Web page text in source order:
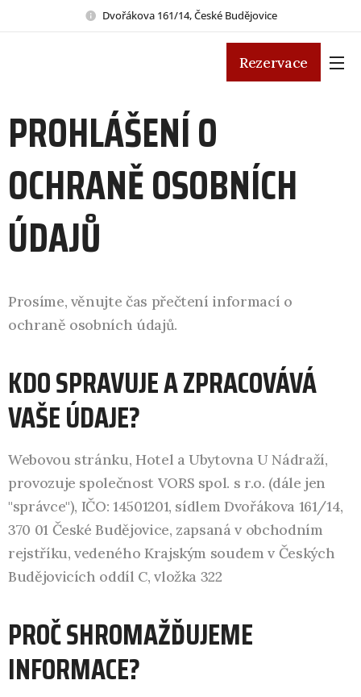
Dvořákova 161/14, České Budějovice
Rezervace
PROHLÁŠENÍ O
OCHRANĚ OSOBNÍCH
ÚDAJŮ
Prosíme, věnujte čas přečtení informací o
ochraně osobních údajů.
KDO SPRAVUJE A ZPRACOVÁVÁ
VAŠE ÚDAJE?
Webovou stránku, Hotel a Ubytovna U Nádraží,
provozuje společnost VORS spol. s r.o. (dále jen
"správce"), IČO: 14501201, sídlem Dvořákova 161/14,
370 01 České Budějovice, zapsaná v obchodním
rejstříku, vedeného Krajským soudem v Českých
Budějovicích oddíl C, vložka 322
PROČ SHROMAŽĎUJEME
INFORMACE?